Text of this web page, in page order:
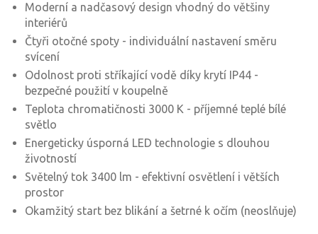
Moderní a nadčasový design vhodný do většiny
interiérů
Čtyři otočné spoty - individuální nastavení směru
svícení
Odolnost proti stříkající vodě díky krytí IP44 -
bezpečné použití v koupelně
Teplota chromatičnosti 3000 K - příjemné teplé bílé
světlo
Energeticky úsporná LED technologie s dlouhou
životností
Světelný tok 3400 lm - efektivní osvětlení i větších
prostor
Okamžitý start bez blikání a šetrné k očím (neoslňuje)